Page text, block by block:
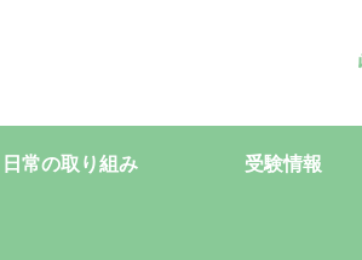
日常の取り組み 受験情報